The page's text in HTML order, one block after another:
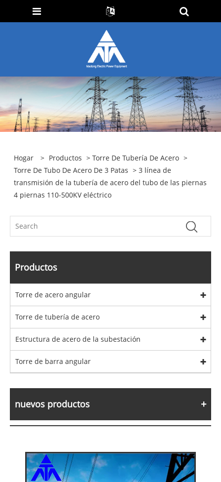
Hogar > Productos >Torre De Tubería De Acero >
Torre De Tubo De Acero De 3 Patas > 3 línea de
transmisión de la tubería de acero del tubo de las piernas
4 piernas 110-500KV eléctrico
Productos
Torre de acero angular
Torre de tubería de acero
Estructura de acero de la subestación
Torre de barra angular
nuevos productos